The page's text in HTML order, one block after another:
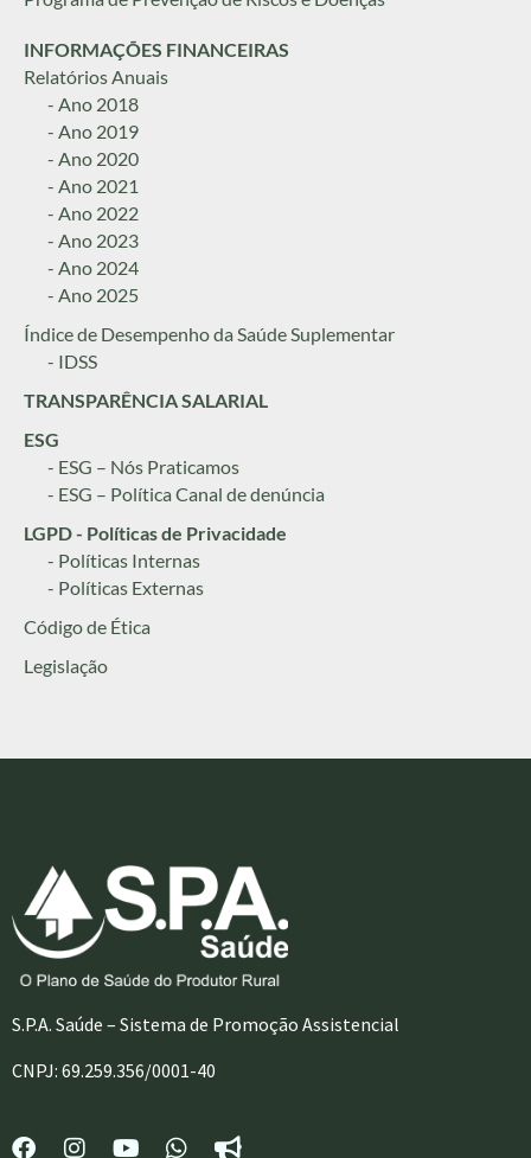
INFORMAÇÕES FINANCEIRAS
Relatórios Anuais
- Ano 2018
- Ano 2019
- Ano 2020
- Ano 2021
- Ano 2022
- Ano 2023
- Ano 2024
- Ano 2025
Índice de Desempenho da Saúde Suplementar
- IDSS
TRANSPARÊNCIA SALARIAL
ESG
- ESG – Nós Praticamos
- ESG – Política Canal de denúncia
LGPD - Políticas de Privacidade
- Políticas Internas
- Políticas Externas
Código de Ética
Legislação
S.P.A. Saúde – Sistema de Promoção Assistencial
CNPJ: 69.259.356/0001-40